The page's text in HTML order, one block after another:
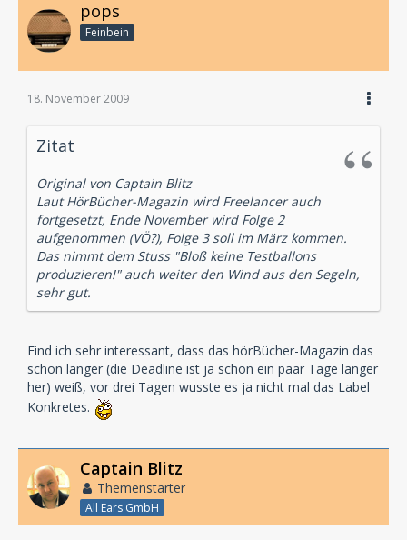
pops
Feinbein
18. November 2009
Zitat
Original von Captain Blitz
Laut HörBücher-Magazin wird Freelancer auch
fortgesetzt, Ende November wird Folge 2
aufgenommen (VÖ?), Folge 3 soll im März kommen.
Das nimmt dem Stuss "Bloß keine Testballons
produzieren!" auch weiter den Wind aus den Segeln,
sehr gut.
Find ich sehr interessant, dass das hörBücher-Magazin das
schon länger (die Deadline ist ja schon ein paar Tage länger
her) weiß, vor drei Tagen wusste es ja nicht mal das Label
Konkretes.
Captain Blitz
Themenstarter
All Ears GmbH